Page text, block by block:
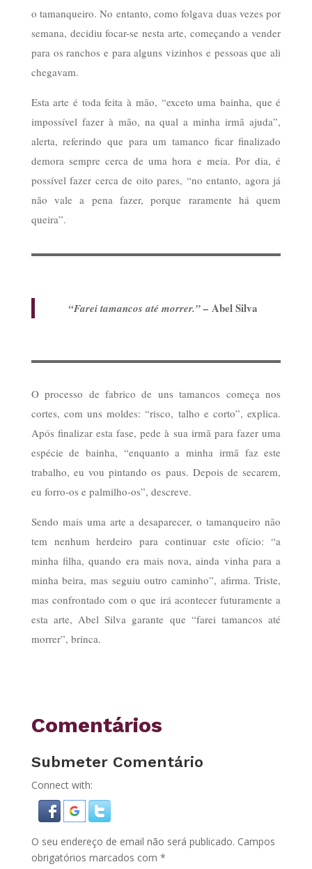
o tamanqueiro. No entanto, como folgava duas vezes por
semana, decidiu focar-se nesta arte, começando a vender
para os ranchos e para alguns vizinhos e pessoas que ali
chegavam.
Esta arte é toda feita à mão, “exceto uma bainha, que é
impossível fazer à mão, na qual a minha irmã ajuda”,
alerta, referindo que para um tamanco ficar finalizado
demora sempre cerca de uma hora e meia. Por dia, é
possível fazer cerca de oito pares, “no entanto, agora já
não vale a pena fazer, porque raramente há quem
queira”.
“Farei tamancos até morrer.” – Abel Silva
O processo de fabrico de uns tamancos começa nos
cortes, com uns moldes: “risco, talho e corto”, explica.
Após finalizar esta fase, pede à sua irmã para fazer uma
espécie de bainha, “enquanto a minha irmã faz este
trabalho, eu vou pintando os paus. Depois de secarem,
eu forro-os e palmilho-os”, descreve.
Sendo mais uma arte a desaparecer, o tamanqueiro não
tem nenhum herdeiro para continuar este ofício: “a
minha filha, quando era mais nova, ainda vinha para a
minha beira, mas seguiu outro caminho”, afirma. Triste,
mas confrontado com o que irá acontecer futuramente a
esta arte, Abel Silva garante que “farei tamancos até
morrer”, brinca.
Comentários
Submeter Comentário
Connect with:
O seu endereço de email não será publicado. Campos
obrigatórios marcados com *